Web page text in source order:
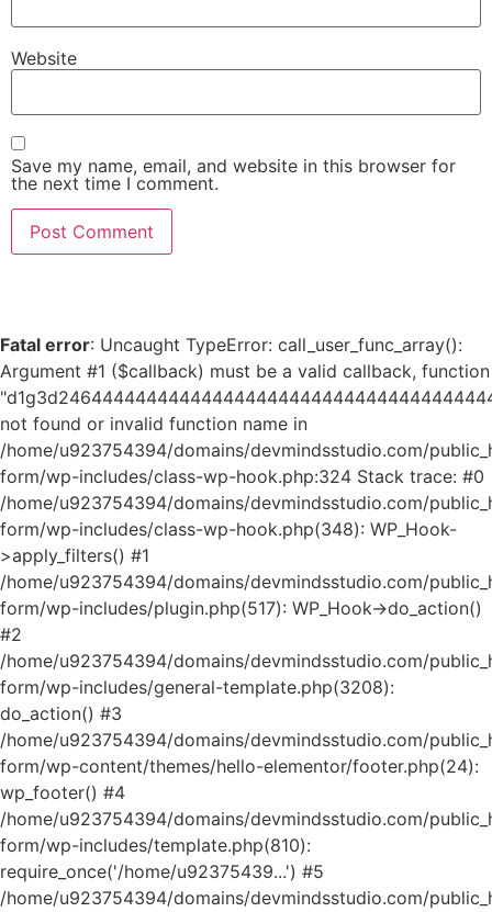
Website
Save my name, email, and website in this browser for
the next time I comment.
Fatal error: Uncaught TypeError: call_user_func_array():
Argument #1 ($callback) must be a valid callback, function
not found or invalid function name in
/home/u923754394/domains/devmindsstudio.com/
form/wp-includes/class-wp-hook.php:324 Stack trace: #0
/home/u923754394/domains/devmindsstudio.com/
form/wp-includes/class-wp-hook.php(348): WP_Hook-
>apply_filters() #1
/home/u923754394/domains/devmindsstudio.com/
form/wp-includes/plugin.php(517): WP_Hook->do_action()
#2
/home/u923754394/domains/devmindsstudio.com/
form/wp-includes/general-template.php(3208):
do_action() #3
/home/u923754394/domains/devmindsstudio.com/
form/wp-content/themes/hello-elementor/footer.php(24):
wp_footer() #4
/home/u923754394/domains/devmindsstudio.com/
form/wp-includes/template.php(810):
require_once('/home/u92375439...') #5
/home/u923754394/domains/devmindsstudio.com/